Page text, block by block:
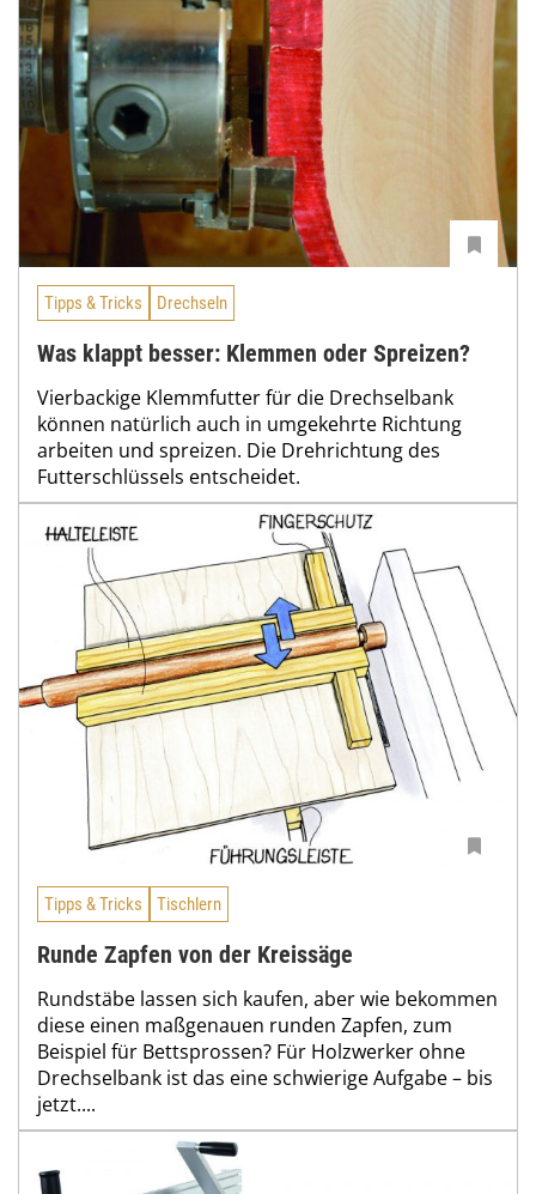
Tipps & Tricks Drechseln
Was klappt besser: Klemmen oder Spreizen?
Vierbackige Klemmfutter für die Drechselbank
können natürlich auch in umgekehrte Richtung
arbeiten und spreizen. Die Drehrichtung des
Futterschlüssels entscheidet.
Tipps & Tricks Tischlern
Runde Zapfen von der Kreissäge
Rundstäbe lassen sich kaufen, aber wie bekommen
diese einen maßgenauen runden Zapfen, zum
Beispiel für Bettsprossen? Für Holzwerker ohne
Drechselbank ist das eine schwierige Aufgabe – bis
jetzt....